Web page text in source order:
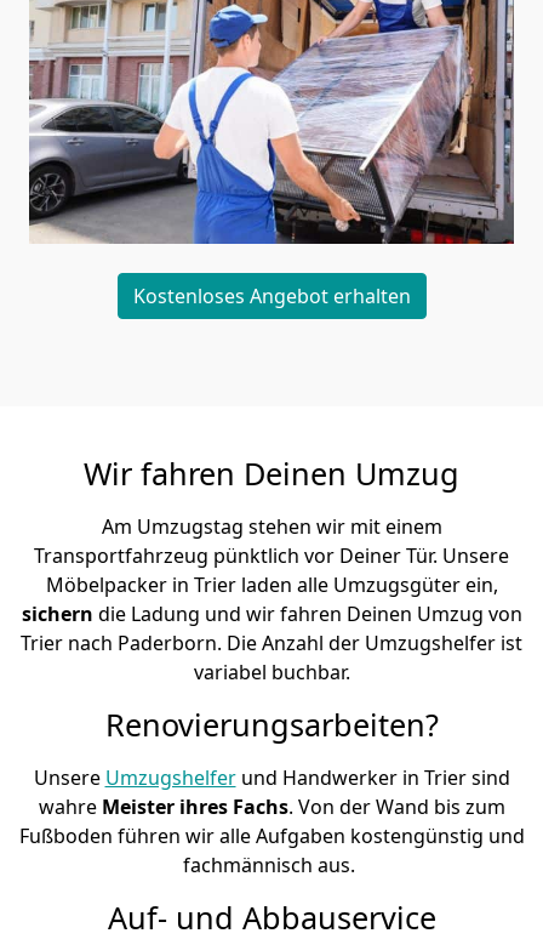
Kostenloses Angebot erhalten
Wir fahren Deinen Umzug
Am Umzugstag stehen wir mit einem
Transportfahrzeug pünktlich vor Deiner Tür. Unsere
Möbelpacker in Trier laden alle Umzugsgüter ein,
sichern die Ladung und wir fahren Deinen Umzug von
Trier nach Paderborn. Die Anzahl der Umzugshelfer ist
variabel buchbar.
Renovierungsarbeiten?
Unsere Umzugshelferund Handwerker in Trier sind
wahre Meister ihres Fachs. Von der Wand bis zum
Fußboden führen wir alle Aufgaben kostengünstig und
fachmännisch aus.
Auf- und Abbauservice